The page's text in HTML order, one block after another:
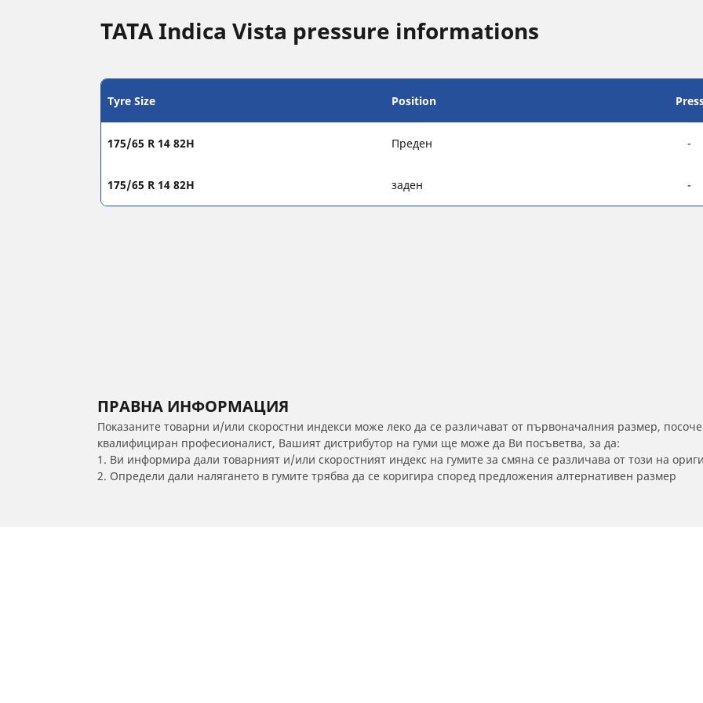
TATA Indica Vista pressure informations
Tyre Size Position
175/65 R 14 82H Преден -
175/65 R 14 82H заден -
ПРАВНА ИНФОРМАЦИЯ
Показаните товарни и/или скоростни индекси може леко да се различават от първоначалния размер,
квалифициран професионалист, Вашият дистрибутор на гуми ще може да Ви посъветва, за да:
1. Ви информира дали товарният и/или скоростният индекс на гумите за смяна се различава от този на
2. Определи дали налягането в гумите трябва да се коригира според предложения алтернативен размер